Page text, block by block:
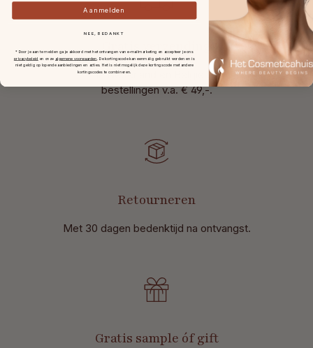
Gratis verzending
in Nederland en België bij
bestellingen v.a. € 49,-.
Retourneren
Met 30 dagen bedenktijd na ontvangst.
Gratis sample óf gift
Aanmelden
NEE, BEDANKT
* Door je aan te melden ga je akkoord met het ontvangen van e-mailmarketing en accepteer je ons
privacybeleid en onze algemene voorwaarden .De kortingscode kan eenmalig gebruikt worden en is
niet geldig op lopende aanbiedingen en acties. Het is niet mogelijk deze kortingscode met andere
kortingscodes te combineren.